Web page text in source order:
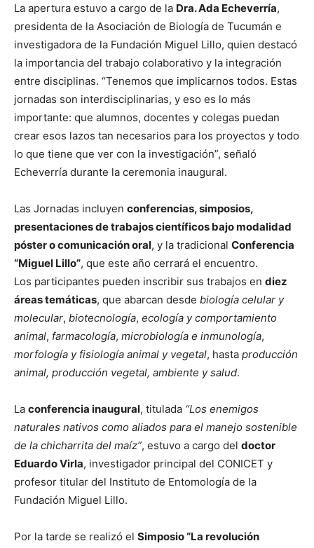
La apertura estuvo a cargo de la Dra. Ada Echeverría,
presidenta de la Asociación de Biología de Tucumán e
investigadora de la Fundación Miguel Lillo, quien destacó
la importancia del trabajo colaborativo y la integración
entre disciplinas. “Tenemos que implicarnos todos. Estas
jornadas son interdisciplinarias, y eso es lo más
importante: que alumnos, docentes y colegas puedan
crear esos lazos tan necesarios para los proyectos y todo
lo que tiene que ver con la investigación”, señaló
Echeverría durante la ceremonia inaugural.
Las Jornadas incluyen conferencias, simposios,
presentaciones de trabajos científicos bajo modalidad
póster o comunicación oral, y la tradicional Conferencia
“Miguel Lillo”, que este año cerrará el encuentro.
Los participantes pueden inscribir sus trabajos en diez
áreas temáticas, que abarcan desde biología celular y
molecular, biotecnología, ecología y comportamiento
animal, farmacología, microbiología e inmunología,
morfología y fisiología animal y vegetal, hasta producción
animal, producción vegetal, ambiente y salud.
La conferencia inaugural, titulada “Los enemigos
naturales nativos como aliados para el manejo sostenible
de la chicharrita del maíz”, estuvo a cargo del doctor
Eduardo Virla, investigador principal del CONICET y
profesor titular del Instituto de Entomología de la
Fundación Miguel Lillo.
Por la tarde se realizó el Simposio “La revolución